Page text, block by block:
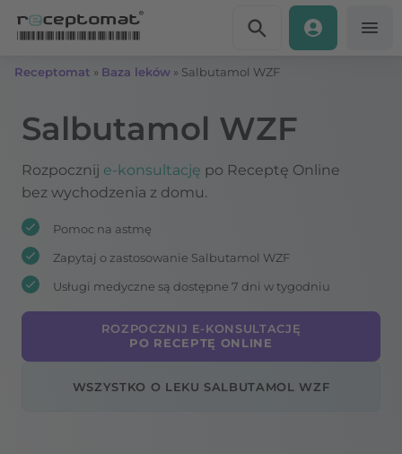
Receptomat » Baza leków » Salbutamol WZF
Salbutamol WZF
Rozpocznij e-konsultację po Receptę Online
bez wychodzenia z domu.
Pomoc na astmę
Zapytaj o zastosowanie Salbutamol WZF
Usługi medyczne są dostępne 7 dni w tygodniu
ROZPOCZNIJ E-KONSULTACJĘ
PO RECEPTĘ ONLINE
WSZYSTKO O LEKU SALBUTAMOL WZF